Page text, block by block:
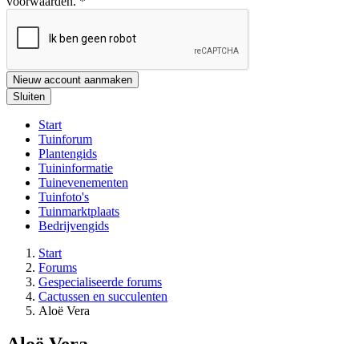
Nieuw account aanmaken
Sluiten
Start
Tuinforum
Plantengids
Tuininformatie
Tuinevenementen
Tuinfoto's
Tuinmarktplaats
Bedrijvengids
Start
Forums
Gespecialiseerde forums
Cactussen en succulenten
Aloë Vera